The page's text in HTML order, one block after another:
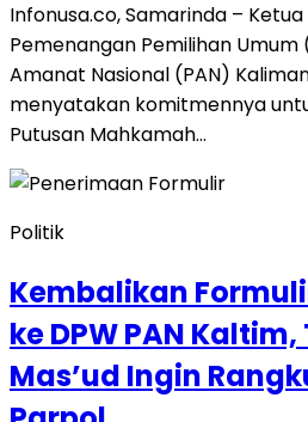
Infonusa.co, Samarinda –
Pemenangan Pemilihan
Amanat Nasional (PAN)
menyatakan komitmennya
Putusan Mahkamah…
Politik
Kembalikan
ke DPW PAN
Mas’ud Ingin